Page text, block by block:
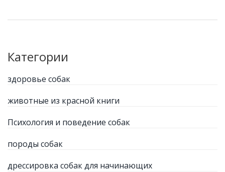
Категории
здоровье собак
животные из красной книги
Психология и поведение собак
породы собак
дрессировка собак для начинающих